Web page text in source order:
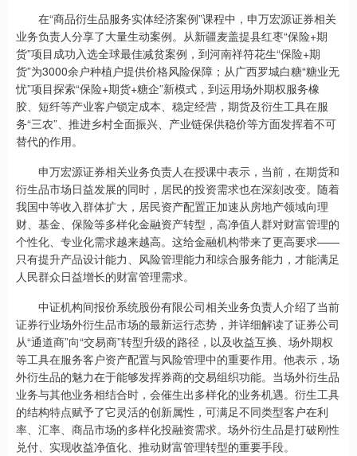
在“商品衍生品服务实体经济案例”课程中，申万宏源证券相关
业务负责人分享了大量生动案例。从新疆麦盖提县红枣“保险+期
货”项目成功入选全球最佳减贫案例，到河南祥符花生“保险+期
货”为3000余户种植户提供价格风险保障；从广西罗城白糖“糖业无
忧”项目探索“保险+期货+糖企”新模式，到运用场外期权服务橡
胶、短纤等产业客户锁定成本、稳定经营，期货及衍生工具在服
务“三农”、推进乡村全面振兴、产业链保供稳价等方面发挥着不可
替代的作用。
申万宏源证券相关业务负责人在授课中表示，当前，在期货和
衍生品市场日益发展的同时，居民的投资需求也在深刻改变。随着
我国中等收入群体扩大，居民资产配置正加速从房地产领域向理
财、基金、保险等多样化金融资产转型，高净值人群对财富管理的
个性化、专业化需求越来越高。这给金融机构带来了更高要求——
只有提升产品设计能力、风险管理能力和综合服务能力，才能满足
人民群众日益增长的财富管理需求。
中证机构间报价系统股份有限公司相关业务负责人介绍了当前
证券行业场外衍生品市场的最新运行态势，并详细解读了证券公司
从“通道商”向“交易商”转型升级的路径，以及收益互换、场外期权
等工具在服务客户资产配置与风险管理中的重要作用。他表示，场
外衍生品的魅力在于能够发挥券商的交易组织功能。当场外衍生品
业务与其他业务相结合时，会催生出多样化的业务机遇。衍生工具
的结构特点赋予了它灵活的创新属性，可满足不同类型客户在利
率、汇率、商品市场的多样化投融资需求。场外衍生品是打破刚性
兑付、实现收益净值化、推动财富管理转型的重要手段。